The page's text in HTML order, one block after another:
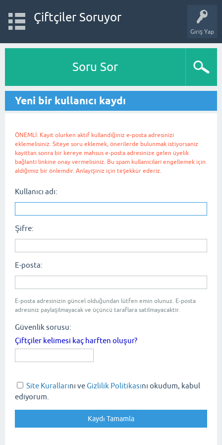
Giriş Yap
Çiftçiler Soruyor
Soru Sor
Yeni bir kullanıcı kaydı
ÖNEMLİ: Kayıt olurken aktif kullandığınız e-posta adresinizi
eklemelisiniz. Siteye soru eklemek, önerilerde bulunmak istiyorsanız
kayıttan sonra bir kereye mahsus e-posta adresinize gelen üyelik
bağlantı linkine onay vermelisiniz. Bu spam kullanıcıları engellemek için
aldığımız bir önlemdir. Anlayışınız için teşekkür ederiz.
Kullanıcı adı:
Şifre:
E-posta:
E-posta adresinizin güncel olduğundan lütfen emin olunuz. E-posta
adresiniz paylaşılmayacak ve üçüncü taraflara satılmayacaktır.
Güvenlik sorusu:
Çiftçiler kelimesi kaç harften oluşur?
Site Kurallarını ve Gizlilik Politikasını okudum, kabul
ediyorum.